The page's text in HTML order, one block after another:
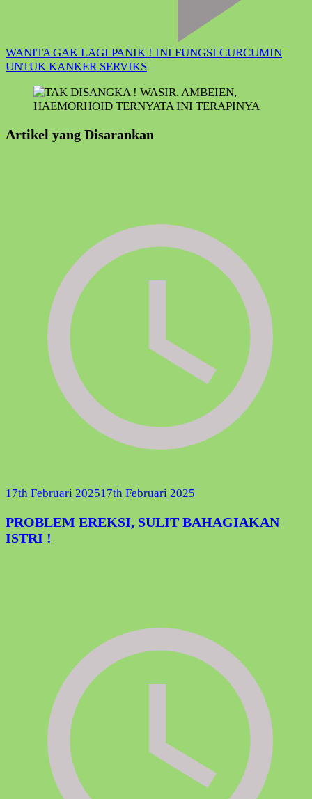
WANITA GAK LAGI PANIK ! INI FUNGSI CURCUMIN
UNTUK KANKER SERVIKS
Artikel yang Disarankan
17th Februari 202517th Februari 2025
PROBLEM EREKSI, SULIT BAHAGIAKAN
ISTRI !